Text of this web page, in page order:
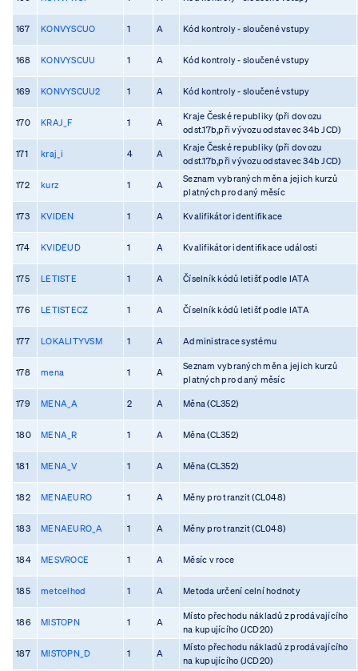
167 KONVYSCUO 1 A Kód kontroly - sloučené vstupy
168 KONVYSCUU 1 A Kód kontroly - sloučené vstupy
169 KONVYSCUU2 1 A Kód kontroly - sloučené vstupy
170 KRAJ_F 1 A
Kraje České republiky (při dovozu
odst.17b,při vývozu odstavec 34b JCD)
171 kraj_i 4 A
Kraje České republiky (při dovozu
odst.17b,při vývozu odstavec 34b JCD)
172 kurz 1 A
Seznam vybraných měn a jejich kurzů
platných pro daný měsíc
173 KVIDEN 1 A Kvalifikátor identifikace
174 KVIDEUD 1 A Kvalifikátor identifikace události
175 LETISTE 1 A Číselník kódů letišť podle IATA
176 LETISTECZ 1 A Číselník kódů letišť podle IATA
177 LOKALITYVSM 1 A Administrace systému
178 mena 1 A
Seznam vybraných měn a jejich kurzů
platných pro daný měsíc
179 MENA_A 2 A Měna (CL352)
180 MENA_R 1 A Měna (CL352)
181 MENA_V 1 A Měna (CL352)
182 MENAEURO 1 A Měny pro tranzit (CL048)
183 MENAEURO_A 1 A Měny pro tranzit (CL048)
184 MESVROCE 1 A Měsíc v roce
185 metcelhod 1 A Metoda určení celní hodnoty
186 MISTOPN 1 A
Místo přechodu nákladů z prodávajícího
na kupujícího (JCD20)
187 MISTOPN_D 1 A
Místo přechodu nákladů z prodávajícího
na kupujícího (JCD20)